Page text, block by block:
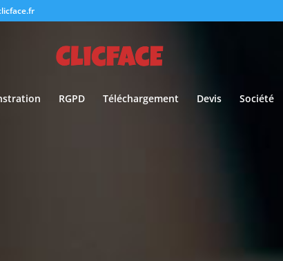
RGPD Téléchargement Devis Société